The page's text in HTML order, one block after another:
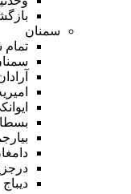
سمنان
تمام
آرادان
دیباج